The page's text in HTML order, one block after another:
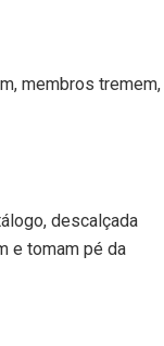
membros tremem,
descalçada
e tomam pé da